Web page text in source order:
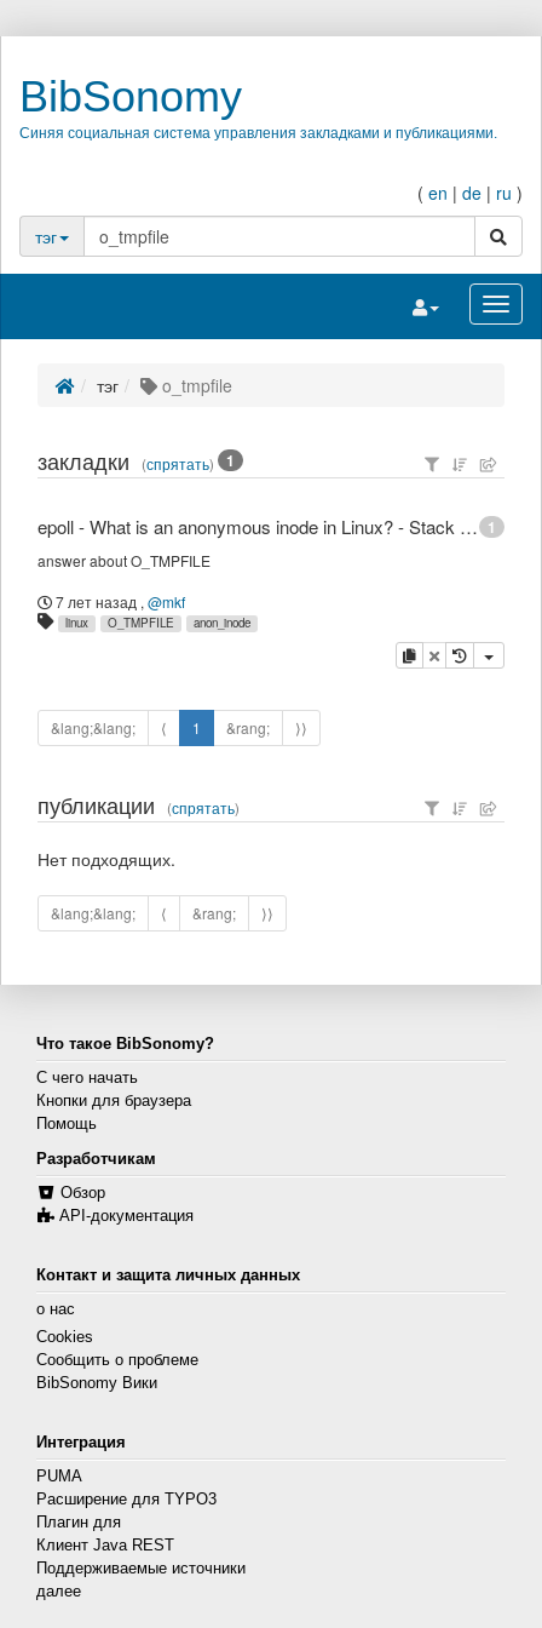
BibSonomy
Синяя социальная система управления закладками и публикациями.
( en | de | ru )
тэг
поиск
Переключить
тэг o_tmpfile
закладки (спрятать) 1
1
epoll - What is an anonymous inode in Linux? - Stack Overflow
answer about O_TMPFILE
7 лет назад , @mkf
linux O_TMPFILE anon_inode
копировать
удалить
&lang;&lang; ⟨ 1 &rang; ⟩⟩
публикации (спрятать)
Нет подходящих.
&lang;&lang; ⟨ &rang; ⟩⟩
Что такое BibSonomy?
С чего начать
Кнопки для браузера
Помощь
Разработчикам
Обзор
API-документация
Контакт и защита личных данных
о нас
Cookies
Сообщить о проблеме
BibSonomy Вики
Интеграция
PUMA
Расширение для TYPO3
Плагин для
Клиент Java REST
Поддерживаемые источники
далее